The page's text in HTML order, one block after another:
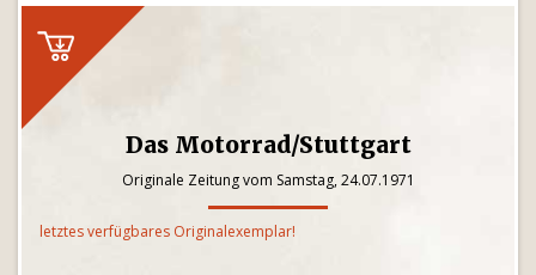
Das Motorrad/Stuttgart
Originale Zeitung vom Samstag, 24.07.1971
letztes verfügbares Originalexemplar!